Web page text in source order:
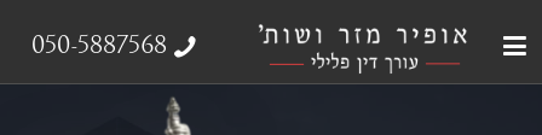
050-5887568